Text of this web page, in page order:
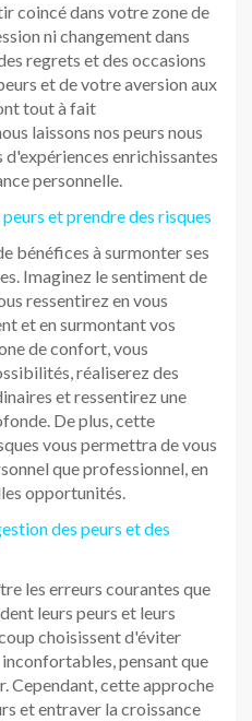
coincé dans votre zone de
ni changement dans
regrets et des occasions
et de votre aversion aux
tout à fait
laissons nos peurs nous
enrichissantes
personnelle.
et prendre des risques
bénéfices à surmonter ses
Imaginez le sentiment de
ressentirez en vous
et en surmontant vos
de confort, vous
réaliserez des
et ressentirez une
De plus, cette
vous permettra de vous
que professionnel, en
opportunités.
des peurs et des
les erreurs courantes que
leurs peurs et leurs
choisissent d'éviter
pensant que
Cependant, cette approche
et entraver la croissance